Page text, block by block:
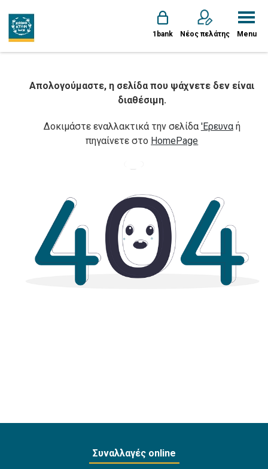
1bank Νέος πελάτης Menu
Απολογούμαστε, η σελίδα που ψάχνετε δεν είναι
διαθέσιμη.
Δοκιμάστε εναλλακτικά την σελίδα 'Ερευναή
πηγαίνετε στο HomePage
Συναλλαγές online